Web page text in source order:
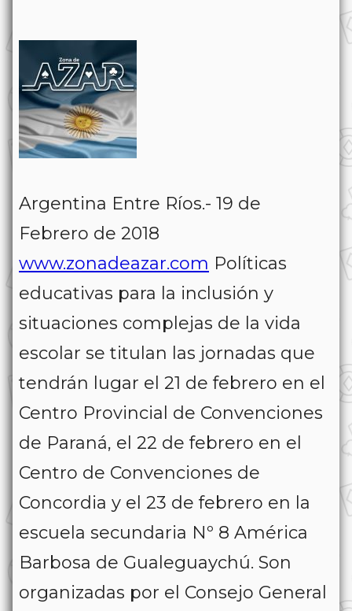
Argentina Entre Ríos.- 19 de
Febrero de 2018
www.zonadeazar.com Políticas
educativas para la inclusión y
situaciones complejas de la vida
escolar se titulan las jornadas que
tendrán lugar el 21 de febrero en el
Centro Provincial de Convenciones
de Paraná, el 22 de febrero en el
Centro de Convenciones de
Concordia y el 23 de febrero en la
escuela secundaria Nº 8 América
Barbosa de Gualeguaychú. Son
organizadas por el Consejo General